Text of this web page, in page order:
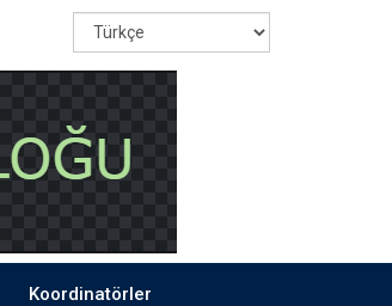
Koordinatörler